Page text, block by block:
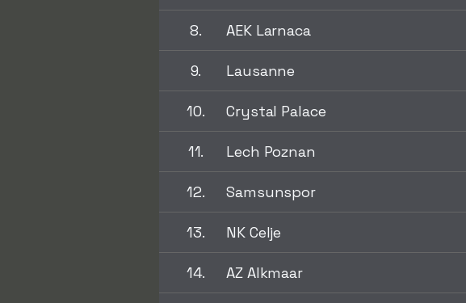
8. AEK Larnaca
9. Lausanne
10. Crystal Palace
11. Lech Poznan
12. Samsunspor
13. NK Celje
14. AZ Alkmaar